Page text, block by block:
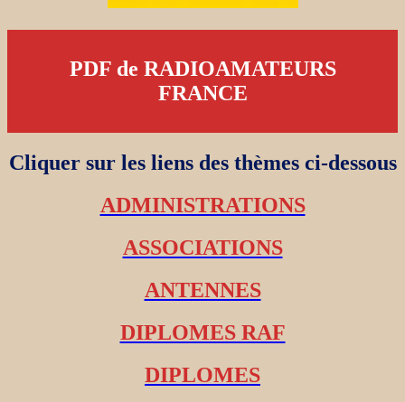
PDF de RADIOAMATEURS
FRANCE
Cliquer sur les liens des thèmes ci-dessous
ADMINISTRATIONS
ASSOCIATIONS
ANTENNES
DIPLOMES RAF
DIPLOMES